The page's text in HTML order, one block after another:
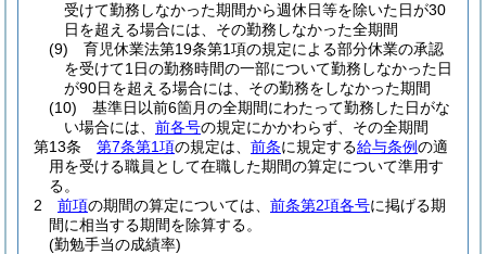
受けて勤務しなかった期間から週休日等を除いた日が30
日を超える場合には、その勤務しなかった全期間
(9)
育児休業法第19条第1項の規定による部分休業の承認
を受けて1日の勤務時間の一部について勤務しなかった日
が90日を超える場合には、その勤務をしなかった期間
(10)
基準日以前6箇月の全期間にわたって勤務した日がな
い場合には、 前各号の規定にかかわらず、その全期間
第13条
第7条第1項の規定は、 前条に規定する給与条例の適
用を受ける職員として在職した期間の算定について準用す
る。
2
前項の期間の算定については、 前条第2項各号に掲げる期
間に相当する期間を除算する。
(勤勉手当の成績率)